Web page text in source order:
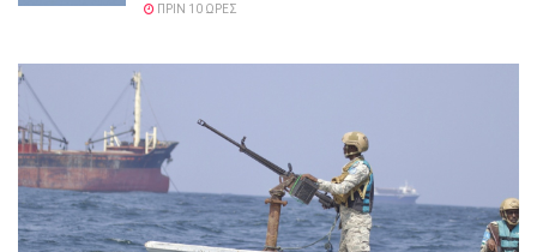
ΠΡΙΝ 10 ΏΡΕΣ